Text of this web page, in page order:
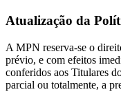
Atualização da
A MPN reserva-se o
prévio, e com efeitos
conferidos aos Titulares
parcial ou totalmente, a